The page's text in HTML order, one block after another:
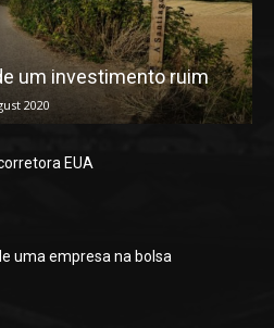
um investimento ruim
2020
EUA
uma empresa na bolsa